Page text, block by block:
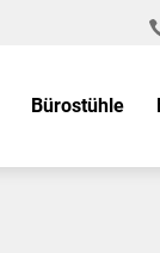
Bürostühle